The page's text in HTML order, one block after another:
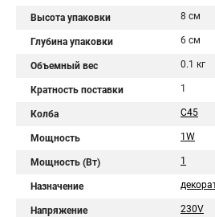
Высота упаковки 8 см
Глубина упаковки 6 см
Объемный вес 0.1 кг
Кратность поставки 1
Колба C45
Мощность 1W
Мощность (Вт) 1
Назначение
Напряжение 230V